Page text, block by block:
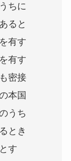
ちに
ると
有す
有す
密接
本国
うち
とき
す